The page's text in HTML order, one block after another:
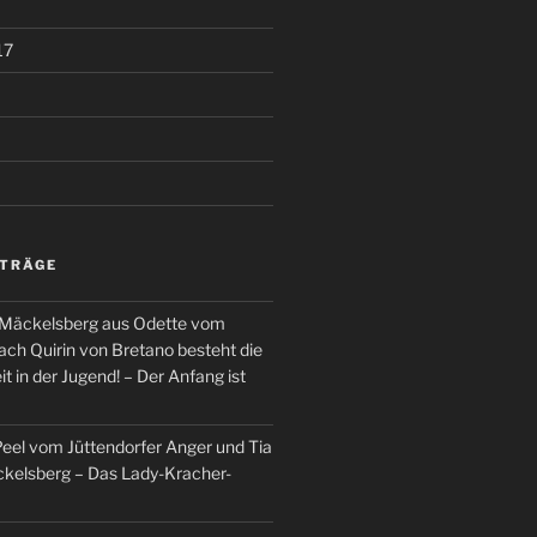
aus Odette vom
Quirin von Bretano besteht die
in der Jugend! – Der Anfang ist
vom Jüttendorfer Anger und Tia
– Das Lady-Kracher-